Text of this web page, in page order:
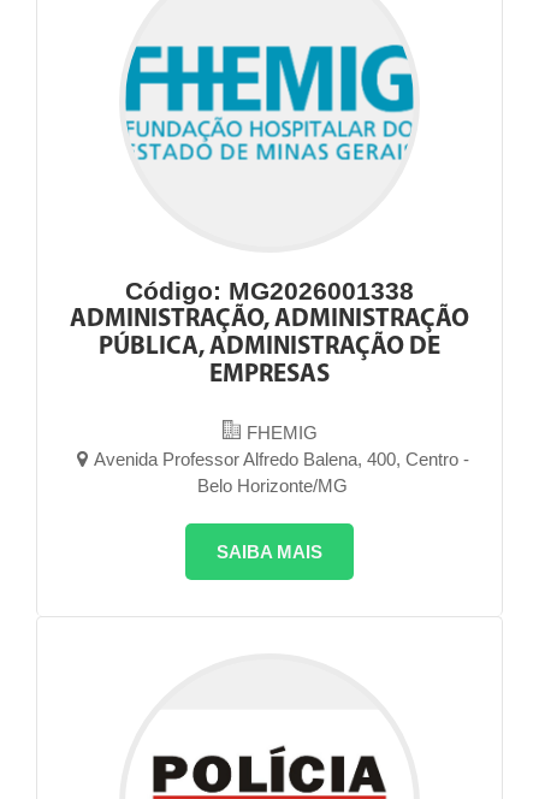
Código: MG2026001338
ADMINISTRAÇÃO, ADMINISTRAÇÃO
PÚBLICA, ADMINISTRAÇÃO DE
EMPRESAS
FHEMIG
Avenida Professor Alfredo Balena, 400, Centro -
Belo Horizonte/MG
SAIBA MAIS